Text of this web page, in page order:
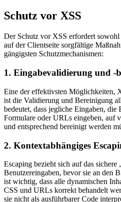
Schutz vor XSS
Der Schutz vor XSS erfordert sowohl
auf der Clientseite sorgfältige
gängigsten Schutzmechanismen:
1. Eingabevalidierung und -
Eine der effektivsten Möglichkeiten,
ist die Validierung und Bereinigung
bedeutet, dass jegliche Eingaben,
Formulare oder URLs eingeben, auf
und entsprechend bereinigt werden
2. Kontextabhängiges
Escaping bezieht sich auf das sichere
Benutzereingaben, bevor sie an den
ist wichtig, dass alle dynamischen
CSS und URLs korrekt behandelt
sie nicht als ausführbarer Code